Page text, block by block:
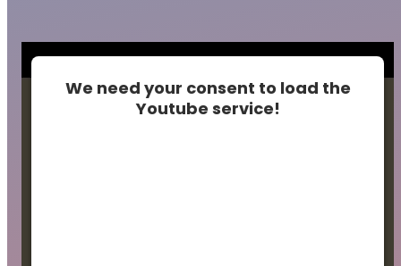
We need your consent to load the
Youtube service!